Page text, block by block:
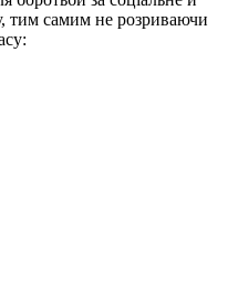
тим самим не розриваючи